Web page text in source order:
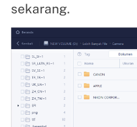
sekarang.